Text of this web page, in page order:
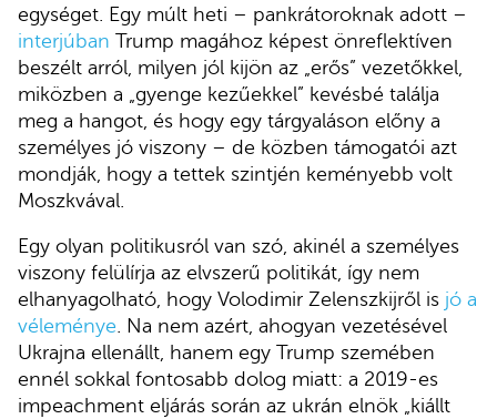
egységet. Egy múlt heti – pankrátoroknak adott –
interjúban Trump magához képest önreflektíven
beszélt arról, milyen jól kijön az „erős” vezetőkkel,
miközben a „gyenge kezűekkel” kevésbé találja
meg a hangot, és hogy egy tárgyaláson előny a
személyes jó viszony – de közben támogatói azt
mondják, hogy a tettek szintjén keményebb volt
Moszkvával.
Egy olyan politikusról van szó, akinél a személyes
viszony felülírja az elvszerű politikát, így nem
elhanyagolható, hogy Volodimir Zelenszkijről is jó a
véleménye. Na nem azért, ahogyan vezetésével
Ukrajna ellenállt, hanem egy Trump szemében
ennél sokkal fontosabb dolog miatt: a 2019-es
impeachment eljárás során az ukrán elnök „kiállt